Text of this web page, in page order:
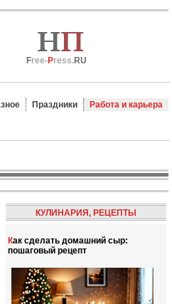
Free-Press.RU
Праздники
Работа и карьера
КУЛИНАРИЯ, РЕЦЕПТЫ
Как сделать домашний сыр:
пошаговый рецепт